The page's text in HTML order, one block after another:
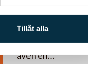
Tillåt alla
Fina små
fyllda med lök
lunch, middag
även en…